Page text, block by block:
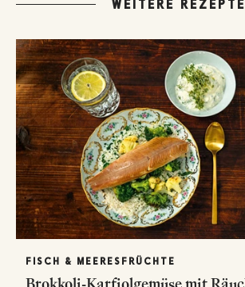
WEITERE REZEPTE
FISCH & MEERESFRÜCHTE